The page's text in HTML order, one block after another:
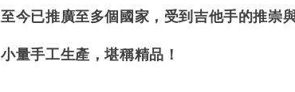
至今已推廣至多個國家，受到吉他手的推崇
小量手工生產，堪稱精品！